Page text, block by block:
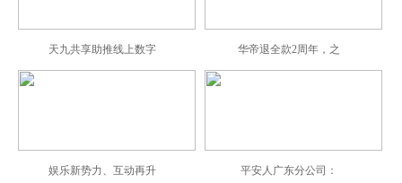
天九共享助推线上数字 华帝退全款2周年，之
娱乐新势力、互动再升 平安人广东分公司：